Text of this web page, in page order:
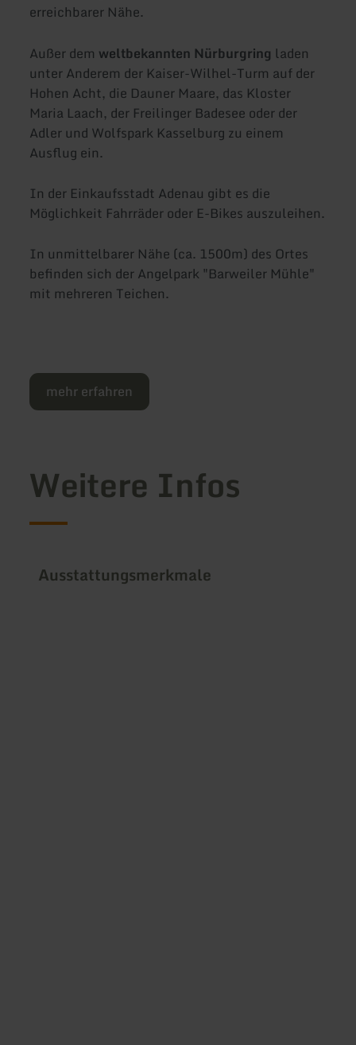
erreichbarer Nähe.
Außer dem weltbekannten Nürburgring laden
unter Anderem der Kaiser-Wilhel-Turm auf der
Hohen Acht, die Dauner Maare, das Kloster
Maria Laach, der Freilinger Badesee oder der
Adler und Wolfspark Kasselburg zu einem
Ausflug ein.
In der Einkaufsstadt Adenau gibt es die
Möglichkeit Fahrräder oder E-Bikes auszuleihen.
In unmittelbarer Nähe (ca. 1500m) des Ortes
befinden sich der Angelpark "Barweiler Mühle"
mit mehreren Teichen.
mehr erfahren
Weitere Infos
Ausstattungsmerkmale